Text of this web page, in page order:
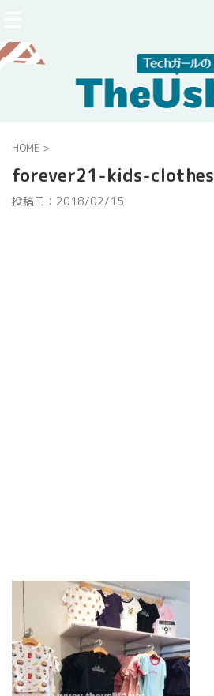
HOME >
forever21-kids-clothes
投稿日： 2018/02/15